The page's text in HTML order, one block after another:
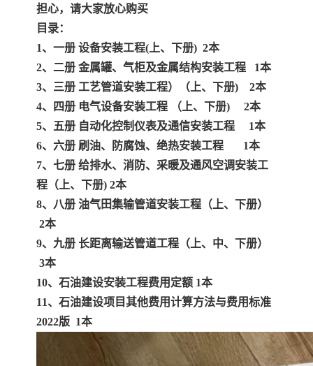
担心，请大家放心购买
目录：
1、一册 设备安装工程(上、下册) 2本
2、二册 金属罐、气柜及金属结构安装工程 1本
3、三册 工艺管道安装工程）（上、下册) 2本
4、四册 电气设备安装工程 （上、下册) 2本
5、五册 自动化控制仪表及通信安装工程 1本
6、六册 刷油、防腐蚀、绝热安装工程 1本
7、七册 给排水、消防、采暖及通风空调安装工
程（上、下册) 2本
8、八册 油气田集输管道安装工程（上、下册）
2本
9、九册 长距离输送管道工程（上、中、下册）
3本
10、 石油建设安装工程费用定额 1本
11、 石油建设项目其他费用计算方法与费用标准
2022版 1本
*考军校教材
依据
海南省建设工程预算定额 浙江省建设工程预算定额
电力工程预算概算定额 重庆市建设工程计价定额
江苏省建设工程计价定额 深圳市建设工程消耗量定
额
四川省清单定额 河南省建设工程预算定额
云南省建设工程预算定额
陕西省水利工程概预算定
冶金工业建设工程概算定
额
天津建设工程预算定额 20kv及以下配电网工程预
广东省水利水电概预算定
四川省清单计价定额 北京市建设工程消耗量定